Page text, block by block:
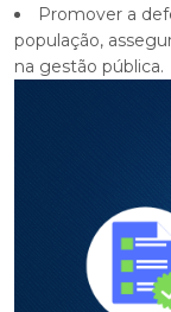
Promover a
população,
na gestão pública.